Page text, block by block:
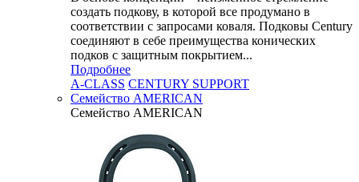
создать подкову, в которой все продумано в
соответствии с запросами коваля. Подковы Century
cоединяют в себе преимущества конических
подков с защитным покрытием...
Подробнее
A-CLASS CENTURY SUPPORT
Семейство AMERICAN
Семейство AMERICAN